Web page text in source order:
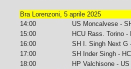
Bra Lorenzoni, 5 aprile 2025
14:00
US Moncalvese -
15:00
HCU Rass. Torino -
16:00
SH I. Singh Next G
17:00
SH Inder Singh -
18:00
HP Valchisone -